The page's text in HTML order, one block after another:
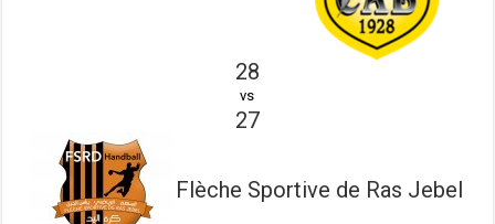
28
vs
27
Flèche Sportive de Ras Jebel